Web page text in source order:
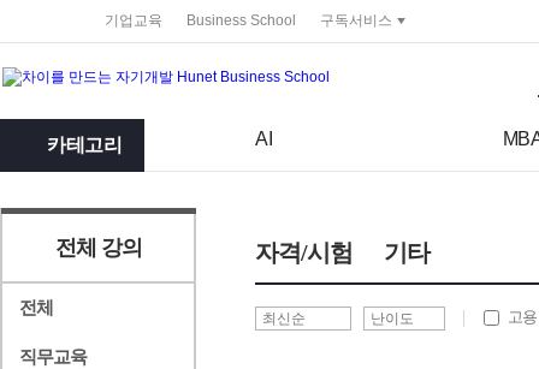
기업교육 Business School 구독서비스
카테고리 AI
전체 강의
전체
직무교육
자격/시험 기타
고